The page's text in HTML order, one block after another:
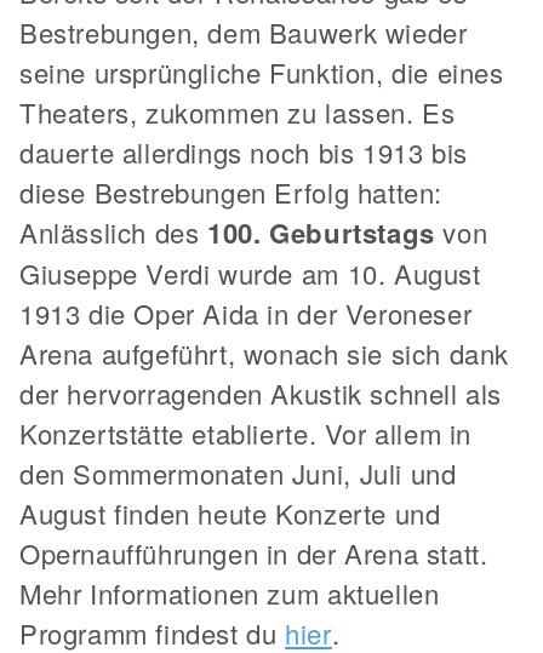
Bestrebungen, dem Bauwerk wieder
seine ursprüngliche Funktion, die eines
Theaters, zukommen zu lassen. Es
dauerte allerdings noch bis 1913 bis
diese Bestrebungen Erfolg hatten:
Anlässlich des 100. Geburtstags von
Giuseppe Verdi wurde am 10. August
1913 die Oper Aida in der Veroneser
Arena aufgeführt, wonach sie sich dank
der hervorragenden Akustik schnell als
Konzertstätte etablierte. Vor allem in
den Sommermonaten Juni, Juli und
August finden heute Konzerte und
Opernaufführungen in der Arena statt.
Mehr Informationen zum aktuellen
Programm findest du hier.